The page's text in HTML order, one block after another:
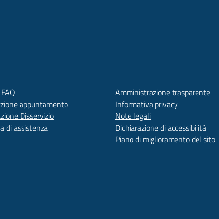
appuntamento
Disservizio
di assistenza
Amministrazione trasparente
Informativa privacy
Note legali
Dichiarazione di accessibilità
Piano di miglioramento del sito